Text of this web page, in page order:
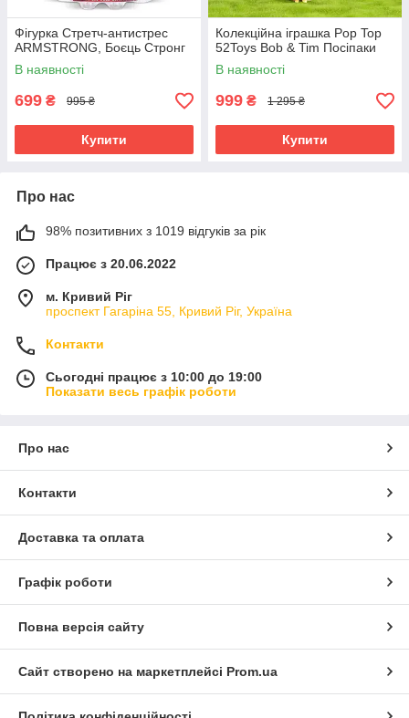
Фігурка Стретч-антистрес
ARMSTRONG, Боєць Стронг
В наявності
699 ₴ 995 ₴
Купити
Колекційна іграшка Pop Top
52Toys Bob & Tim Посіпаки
В наявності
999 ₴ 1 295 ₴
Купити
Про нас
98% позитивних з 1019 відгуків за рік
Працює з 20.06.2022
м. Кривий Ріг
проспект Гагаріна 55, Кривий Ріг, Україна
Контакти
Сьогодні працює з 10:00 до 19:00
Показати весь графік роботи
Про нас
Контакти
Доставка та оплата
Графік роботи
Повна версія сайту
Сайт створено на маркетплейсі Prom.ua